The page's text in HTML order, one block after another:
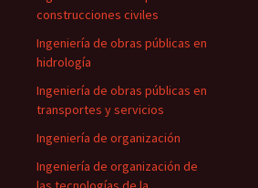
construcciones civiles
Ingeniería de obras públicas en
hidrología
Ingeniería de obras públicas en
transportes y servicios
Ingeniería de organización
Ingeniería de organización de